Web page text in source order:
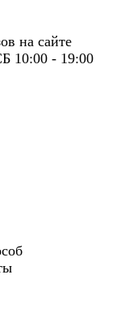
на сайте
10:00 - 19:00